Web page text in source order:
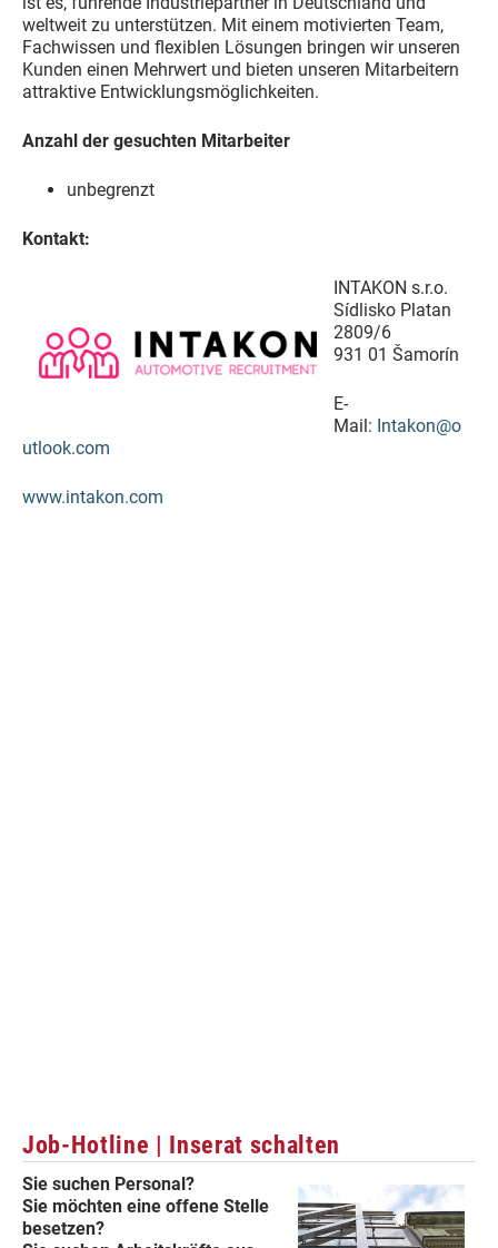
weltweit zu unterstützen. Mit einem motivierten Team,
Fachwissen und flexiblen Lösungen bringen wir unseren
Kunden einen Mehrwert und bieten unseren Mitarbeitern
attraktive Entwicklungsmöglichkeiten.
Anzahl der gesuchten Mitarbeiter
unbegrenzt
Kontakt:
INTAKON s.r.o.
Sídlisko Platan
2809/6
931 01 Šamorín
E-
Mail: Intakon@o
utlook.com
www.intakon.com
Job-Hotline | Inserat schalten
Sie suchen Personal?
Sie möchten eine offene Stelle
besetzen?